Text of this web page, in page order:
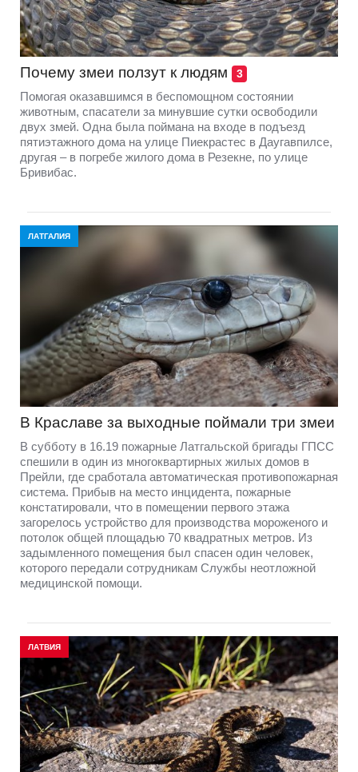
Почему змеи ползут к людям 3
Помогая оказавшимся в беспомощном состоянии
животным, спасатели за минувшие сутки освободили
двух змей. Одна была поймана на входе в подъезд
пятиэтажного дома на улице Пиекрастес в Даугавпилсе,
другая – в погребе жилого дома в Резекне, по улице
Бривибас.
ЛАТГАЛИЯ
В Краславе за выходные поймали три змеи
В субботу в 16.19 пожарные Латгальской бригады ГПСС
спешили в один из многоквартирных жилых домов в
Прейли, где сработала автоматическая противопожарная
система. Прибыв на место инцидента, пожарные
констатировали, что в помещении первого этажа
загорелось устройство для производства мороженого и
потолок общей площадью 70 квадратных метров. Из
задымленного помещения был спасен один человек,
которого передали сотрудникам Службы неотложной
медицинской помощи.
ЛАТВИЯ